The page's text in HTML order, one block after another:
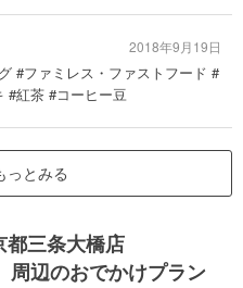
#ファミレス・ファストフード #
#紅茶 #コーヒー豆
2018年9月19日
っとみる
都三条大橋店
周辺のおでかけプラン